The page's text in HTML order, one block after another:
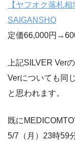
【ヤフオク落札
SAIGANSHO
定価66,000円
上記SILVER Ver
Verについても同
と思われます。
既に
5/7（月）23時59